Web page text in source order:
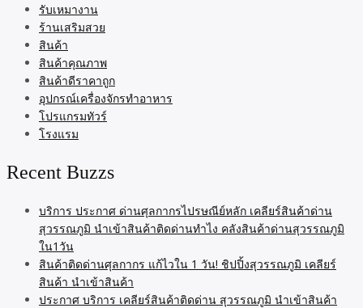
รับเหมางาน
ร้านเสริมสวย
สินค้า
สินค้าคุณภาพ
สินค้าดีราคาถูก
อุปกรณ์เครื่องจักรทำอาหาร
โปรแกรมทัวร์
โรงแรม
Recent Buzzs
บริการ ประกาศ ด่านศุลกากรไปรษณีย์หลัก เคลียร์สินค้าด่าน
สุวรรณภูมิ นำเข้าสินค้าติดด่านทำไง คลังสินค้าด่านสุวรรณภูมิ
ใน1วัน
สินค้าติดด่านศุลกากร แก้ไวใน 1 วัน! ชิปปิ้งสุวรรณภูมิ เคลียร์
สินค้า นำเข้าสินค้า
ประกาศ บริการ เคลียร์สินค้าติดด่าน สุวรรณภูมิ นำเข้าสินค้า